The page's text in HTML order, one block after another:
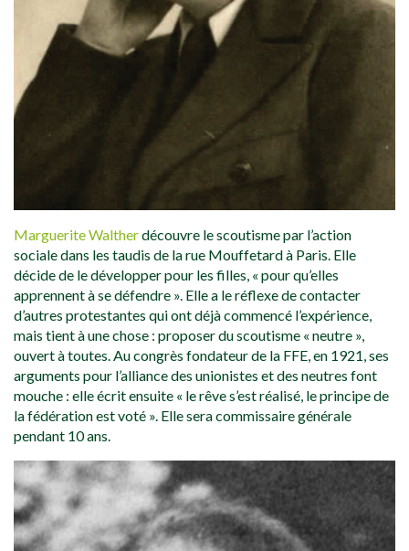
Marguerite Waltherdécouvre le scoutisme par l’action
sociale dans les taudis de la rue Mouffetard à Paris. Elle
décide de le développer pour les filles, « pour qu’elles
apprennent à se défendre ». Elle a le réflexe de contacter
d’autres protestantes qui ont déjà commencé l’expérience,
mais tient à une chose : proposer du scoutisme « neutre »,
ouvert à toutes. Au congrès fondateur de la FFE, en 1921, ses
arguments pour l’alliance des unionistes et des neutres font
mouche : elle écrit ensuite « le rêve s’est réalisé, le principe de
la fédération est voté ». Elle sera commissaire générale
pendant 10 ans.